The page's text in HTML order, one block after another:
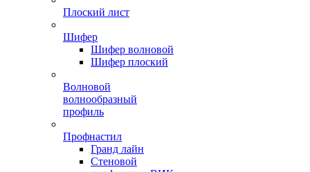
Плоский лист
Шифер
Шифер волновой
Шифер плоский
Волновой
волнообразный
профиль
Профнастил
Гранд лайн
Стеновой